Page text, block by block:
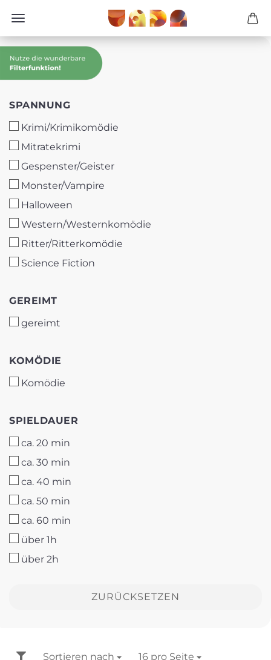
SPANNUNG
SPANNUNG
Krimi/Krimikomödie
Mitratekrimi
Gespenster/Geister
Monster/Vampire
Halloween
Western/Westernkomödie
Ritter/Ritterkomödie
Science Fiction
GEREIMT
GEREIMT
gereimt
KOMÖDIE
KOMÖDIE
Komödie
SPIELDAUER
SPIELDAUER
ca. 20 min
ca. 30 min
ca. 40 min
ca. 50 min
ca. 60 min
über 1h
über 2h
ZURÜCKSETZEN
FILTERSortieren nach
Sortieren nach 16 pro Seite
pro Seite